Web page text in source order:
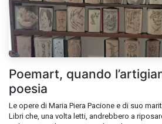
Poemart, quando
poesia
Le opere di Maria Piera Pacione e di suo
Libri che, una volta letti, andrebbero a